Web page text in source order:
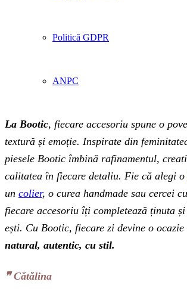
Politică GDPR
ANPC
La Bootic, fiecare accesoriu spune o
textură și emoție. Inspirate din
piesele Bootic îmbină rafinamentul,
calitatea în fiecare detaliu. Fie că alegi o
un colier, o curea handmade sau cercei
fiecare accesoriu îți completează ținuta
ești. Cu Bootic, fiecare zi devine o
natural, autentic, cu stil.
❞‬ Cătălina